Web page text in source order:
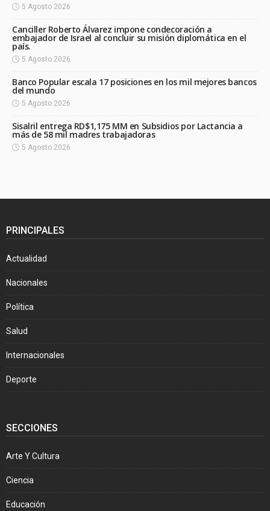
5 Agosto 2026
Canciller Roberto Álvarez impone condecoración a
embajador de Israel al concluir su misión diplomática en el
país.
5 Agosto 2026
Banco Popular escala 17 posiciones en los mil mejores bancos
del mundo
5 Agosto 2026
Sisalril entrega RD$1,175 MM en Subsidios por Lactancia a
más de 58 mil madres trabajadoras
5 Agosto 2026
PRINCIPALES
Actualidad
Nacionales
Política
Salud
Internacionales
Deporte
SECCIONES
Arte Y Cultura
Ciencia
Educación